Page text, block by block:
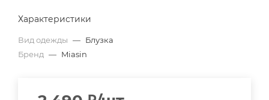
Характеристики
Вид одежды — Блузка
Бренд — Miasin